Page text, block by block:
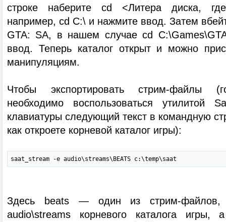
строке наберите cd <Литера диска,
например, cd C:\ и нажмите ввод. Затем
GTA: SA, в нашем случае cd
ввод. Теперь каталог открыт и можно
манипуляциям.
Чтобы экспортировать стрим-файлы
необходимо воспользоваться утилитой
клавиатуры следующий текст в командную
как откроете корневой каталог игры):
saat_stream -e audio\streams\BEATS c:\temp\saat
Здесь beats — один из стрим-файлов,
audio\streams корневого каталога